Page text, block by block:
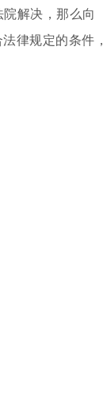
解决，那么向
律规定的条件